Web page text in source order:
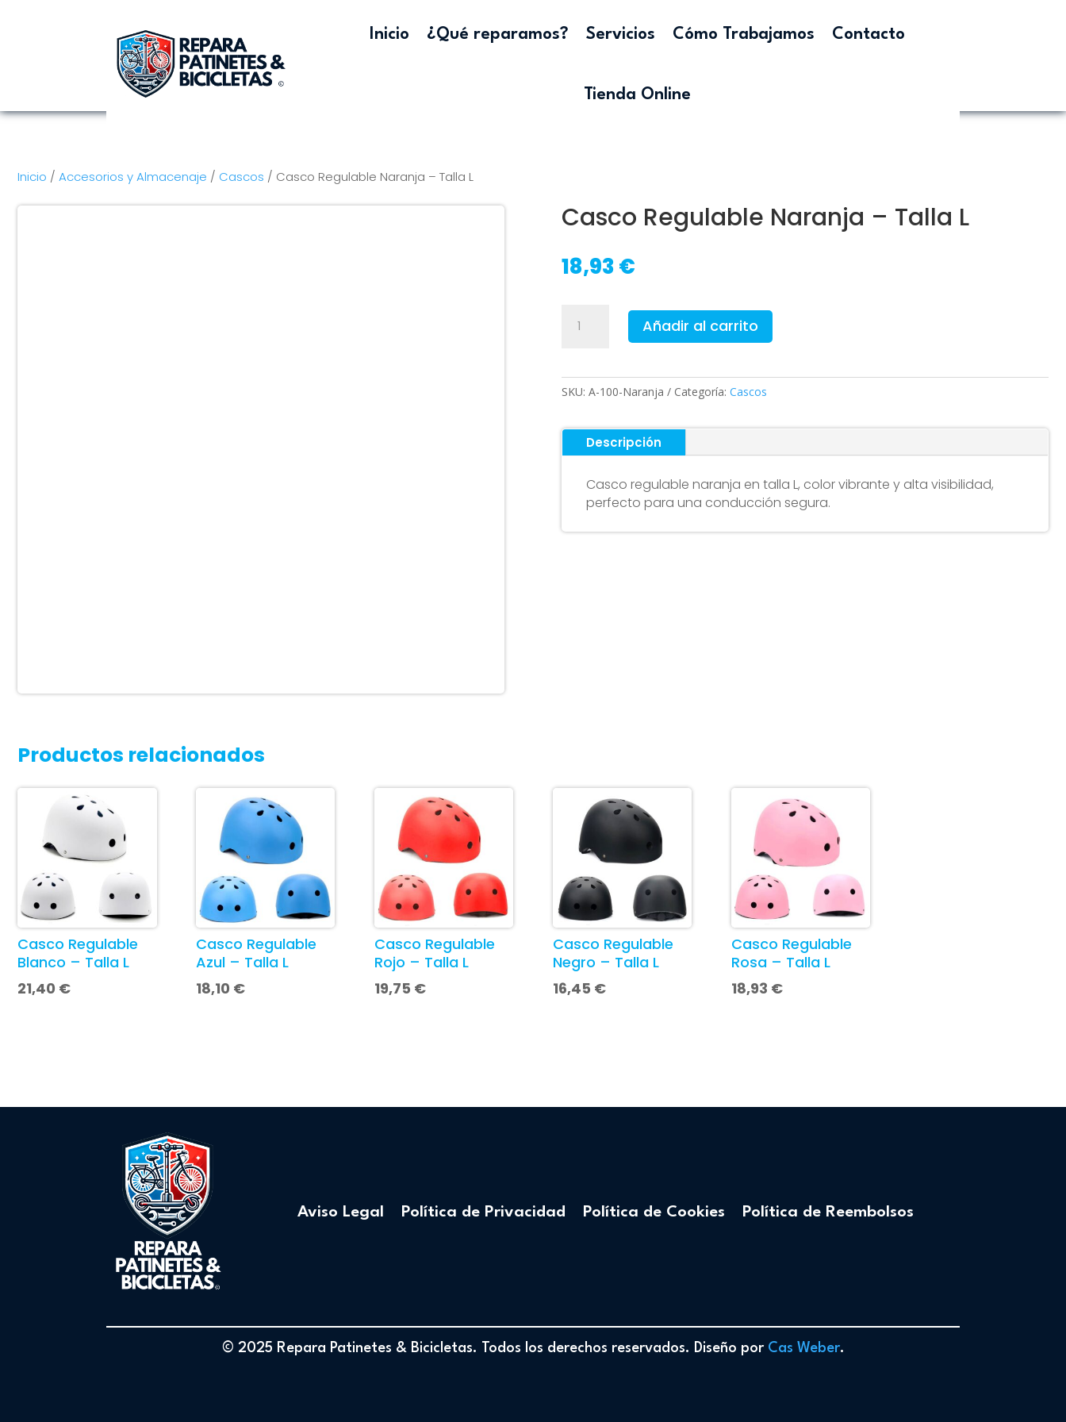
Inicio ¿Qué reparamos? Servicios Cómo Trabajamos Contacto
Tienda Online
Inicio / Accesorios y Almacenaje / Cascos / Casco Regulable Naranja – Talla L
Casco Regulable Naranja – Talla L
18,93€
Regulable
Talla
Añadir al carrito
SKU: A-100-Naranja Categoría: Cascos
Descripción
Casco regulable naranja en talla L, color vibrante y alta visibilidad,
perfecto para una conducción segura.
Productos relacionados
Casco Regulable
Blanco – Talla L
21,40 €
Casco Regulable
Azul – Talla L
18,10 €
Casco Regulable
Rojo – Talla L
19,75 €
Casco Regulable
Negro – Talla L
16,45 €
Casco Regulable
Rosa – Talla L
18,93 €
Aviso Legal Política de Privacidad Política de Cookies Política de Reembolsos
© 2025 Repara Patinetes & Bicicletas. Todos los derechos reservados. Diseño por Cas Weber.